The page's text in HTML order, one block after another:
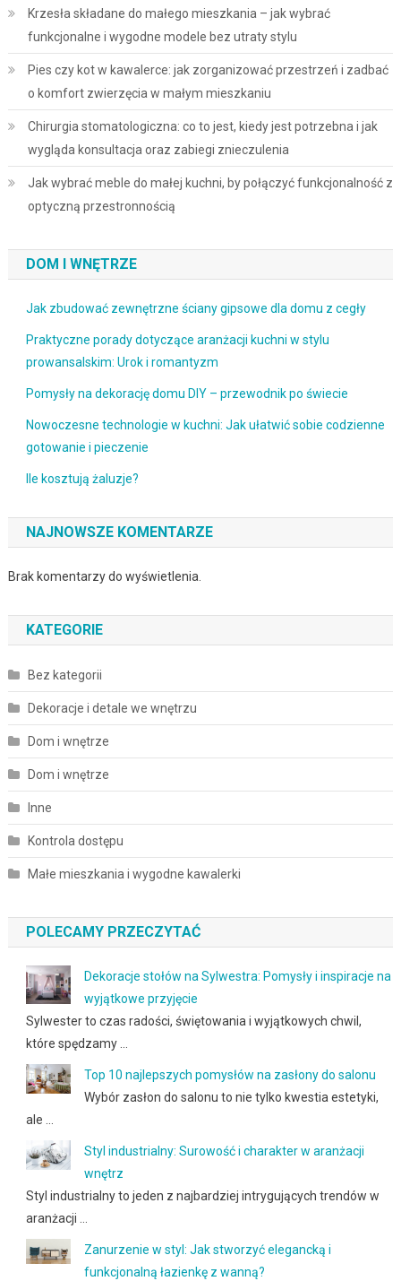
Krzesła składane do małego mieszkania – jak wybrać
funkcjonalne i wygodne modele bez utraty stylu
Pies czy kot w kawalerce: jak zorganizować przestrzeń i zadbać
o komfort zwierzęcia w małym mieszkaniu
Chirurgia stomatologiczna: co to jest, kiedy jest potrzebna i jak
wygląda konsultacja oraz zabiegi znieczulenia
Jak wybrać meble do małej kuchni, by połączyć funkcjonalność z
optyczną przestronnością
DOM I WNĘTRZE
Jak zbudować zewnętrzne ściany gipsowe dla domu z cegły
Praktyczne porady dotyczące aranżacji kuchni w stylu
prowansalskim: Urok i romantyzm
Pomysły na dekorację domu DIY – przewodnik po świecie
Nowoczesne technologie w kuchni: Jak ułatwić sobie codzienne
gotowanie i pieczenie
Ile kosztują żaluzje?
NAJNOWSZE KOMENTARZE
Brak komentarzy do wyświetlenia.
KATEGORIE
Bez kategorii
Dekoracje i detale we wnętrzu
Dom i wnętrze
Dom i wnętrze
Inne
Kontrola dostępu
Małe mieszkania i wygodne kawalerki
POLECAMY PRZECZYTAĆ
Dekoracje stołów na Sylwestra: Pomysły i inspiracje na
wyjątkowe przyjęcie
Sylwester to czas radości, świętowania i wyjątkowych chwil,
które spędzamy …
Top 10 najlepszych pomysłów na zasłony do salonu
Wybór zasłon do salonu to nie tylko kwestia estetyki,
ale …
Styl industrialny: Surowość i charakter w aranżacji
wnętrz
Styl industrialny to jeden z najbardziej intrygujących trendów w
aranżacji …
Zanurzenie w styl: Jak stworzyć elegancką i
funkcjonalną łazienkę z wanną?